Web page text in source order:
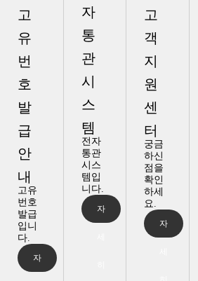
고
유
번
호
발
급
안
내
고유
번호
발급
입니
다.
자
자
통
관
시
스
템
전자
통관
시스
템입
니다.
자
고
객
지
원
센
터
궁금
하신
점을
확인
하세
요.
자